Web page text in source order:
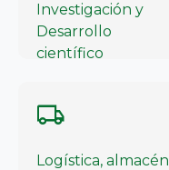
Investigación y
Desarrollo
científico
local_shipping
Logística, almacén